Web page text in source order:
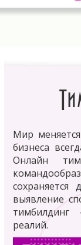
Мир
бизнеса
Онлайн
выявление
реалий.